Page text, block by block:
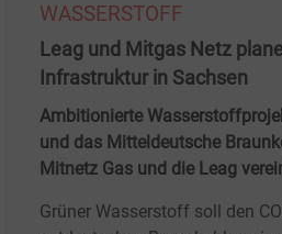
WASSERSTOFF
Leag und Mitgas Netz
Infrastruktur in Sachsen
Ambitionierte
und das Mitteldeutsche
Mitnetz Gas und die Leag
Grüner Wasserstoff soll den